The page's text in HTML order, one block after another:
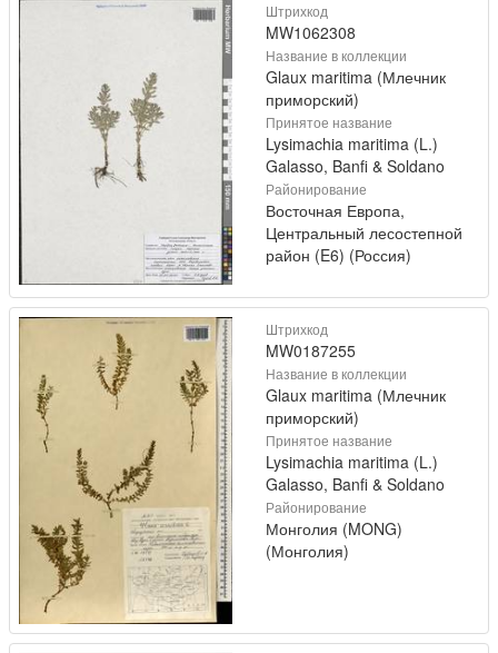
Штрихкод
MW1062308
Название в коллекции
Glaux maritima (Млечник
приморский)
Принятое название
Lysimachia maritima (L.)
Galasso, Banfi & Soldano
Районирование
Восточная Европа,
Центральный лесостепной
район (E6) (Россия)
Штрихкод
MW0187255
Название в коллекции
Glaux maritima (Млечник
приморский)
Принятое название
Lysimachia maritima (L.)
Galasso, Banfi & Soldano
Районирование
Монголия (MONG)
(Монголия)